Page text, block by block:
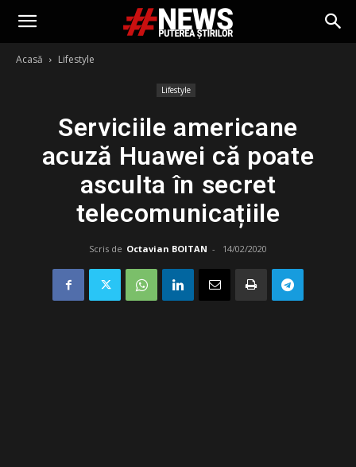
Acasă Lifestyle
Lifestyle
Serviciile americane
acuză Huawei că poate
asculta în secret
telecomunicațiile
Scris de Octavian BOITAN - 14/02/2020